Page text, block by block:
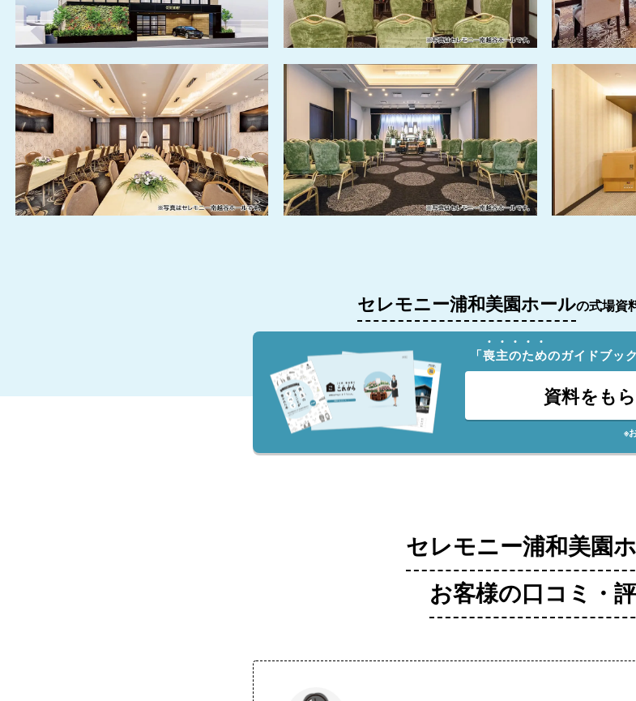
セレモニー浦和美園ホールの式場資
「喪主のためのガイドブック
資料をも
※
セレモニー浦和美園
お客様の口コミ・